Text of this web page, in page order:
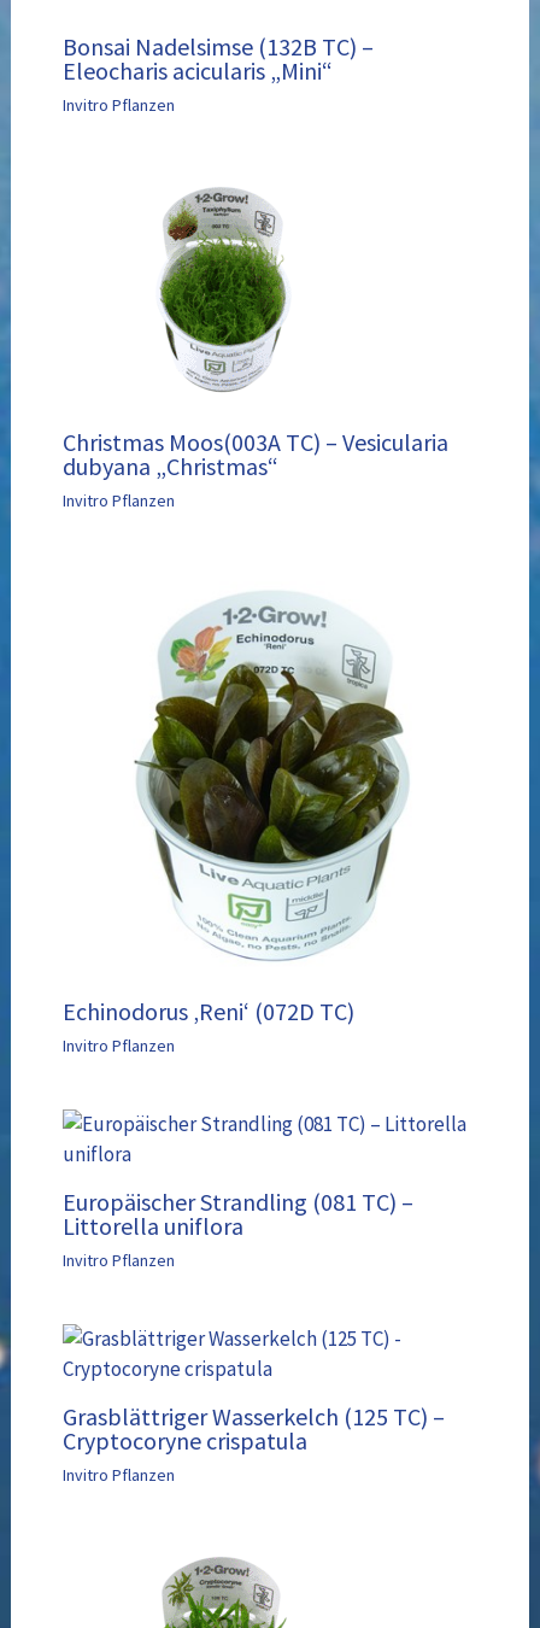
Bonsai Nadelsimse (132B TC) –
Eleocharis acicularis „Mini“
Invitro Pflanzen
Christmas Moos(003A TC) – Vesicularia
dubyana „Christmas“
Invitro Pflanzen
Echinodorus ‚Reni‘ (072D TC)
Invitro Pflanzen
Europäischer Strandling (081 TC) –
Littorella uniflora
Invitro Pflanzen
Grasblättriger Wasserkelch (125 TC) –
Cryptocoryne crispatula
Invitro Pflanzen